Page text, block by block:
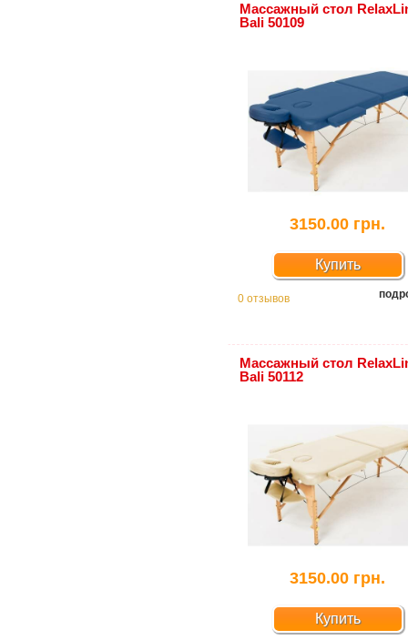
Массажный стол
Bali 50109
3150.00 грн.
Купить
0 отзывов
Массажный стол
Bali 50112
3150.00 грн.
Купить